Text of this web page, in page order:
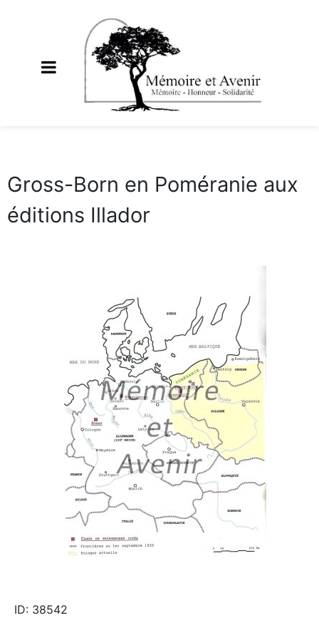
Gross-Born en Poméranie aux
éditions Illador
ID: 38542